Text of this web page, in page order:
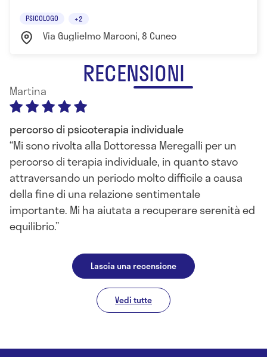
PSICOLOGO +2
Via Guglielmo Marconi, 8 Cuneo
RECENSIONI
Martina
percorso di psicoterapia individuale
Mi sono rivolta alla Dottoressa Meregalli per un
percorso di terapia individuale, in quanto stavo
attraversando un periodo molto difficile a causa
della fine di una relazione sentimentale
importante. Mi ha aiutata a recuperare serenità ed
equilibrio.
Lascia una recensione
Vedi tutte